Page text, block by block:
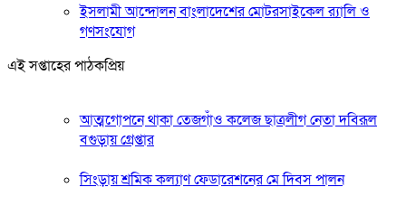
ইসলামী আন্দোলন বাংলাদেশের মোটরসাইকেল র‍্যালি ও
গণসংযোগ
এই সপ্তাহের পাঠকপ্রিয়
আত্মগোপনে থাকা তেজগাঁও কলেজ ছাত্রলীগ নেতা দবিরূল
বগুড়ায় গ্রেপ্তার
সিংড়ায় শ্রমিক কল্যাণ ফেডারেশনের মে দিবস পালন